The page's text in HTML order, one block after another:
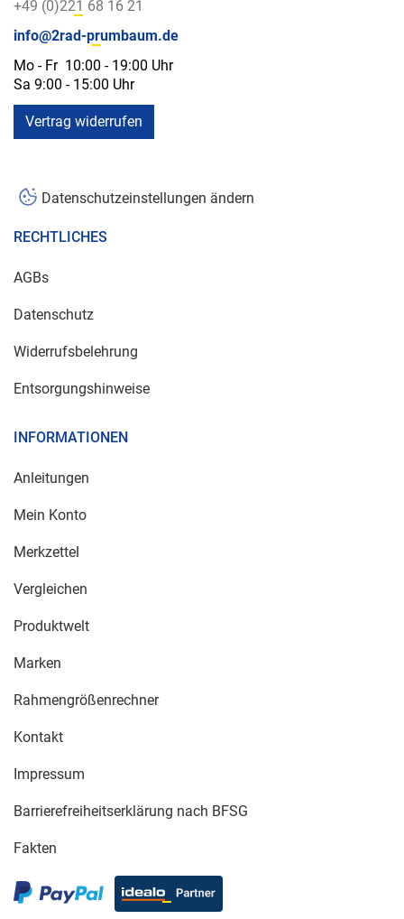
+49 (0)221 68 16 21
info@2rad-prumbaum.de
Mo - Fr 10:00 - 19:00 Uhr
Sa 9:00 - 15:00 Uhr
Vertrag widerrufen
Datenschutzeinstellungen ändern
RECHTLICHES
AGBs
Datenschutz
Widerrufsbelehrung
Entsorgungshinweise
INFORMATIONEN
Anleitungen
Mein Konto
Merkzettel
Vergleichen
Produktwelt
Marken
Rahmengrößenrechner
Kontakt
Impressum
Barrierefreiheitserklärung nach BFSG
Fakten